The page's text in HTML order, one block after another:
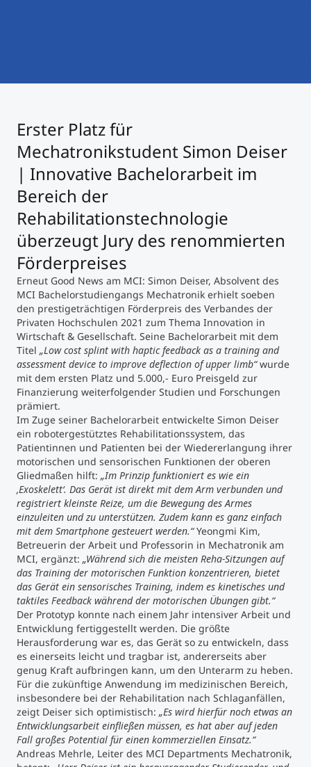
Micro Credentials
Masterclasses
Management-Seminare
Technische Weiterbildung
Maßgeschneiderte Programme
Studienberatung
Executive Education Finder
Erster Platz für
Mechatronikstudent Simon Deiser
| Innovative Bachelorarbeit im
Bereich der
Rehabilitationstechnologie
überzeugt Jury des renommierten
Förderpreises
Erneut Good News am MCI: Simon Deiser, Absolvent des
MCI Bachelorstudiengangs Mechatronik erhielt soeben
den prestigeträchtigen Förderpreis des Verbandes der
Privaten Hochschulen 2021 zum Thema Innovation in
Wirtschaft & Gesellschaft. Seine Bachelorarbeit mit dem
Titel „Low cost splint with haptic feedback as a training and
assessment device to improve deflection of upper limb“wurde
mit dem ersten Platz und 5.000,- Euro Preisgeld zur
Finanzierung weiterfolgender Studien und Forschungen
prämiert.
Im Zuge seiner Bachelorarbeit entwickelte Simon Deiser
ein robotergestütztes Rehabilitationssystem, das
Patientinnen und Patienten bei der Wiedererlangung ihrer
motorischen und sensorischen Funktionen der oberen
Gliedmaßen hilft: „Im Prinzip funktioniert es wie ein
‚Exoskelett‘. Das Gerät ist direkt mit dem Arm verbunden und
registriert kleinste Reize, um die Bewegung des Armes
einzuleiten und zu unterstützen. Zudem kann es ganz einfach
mit dem Smartphone gesteuert werden.“Yeongmi Kim,
Betreuerin der Arbeit und Professorin in Mechatronik am
MCI, ergänzt: „Während sich die meisten Reha-Sitzungen auf
das Training der motorischen Funktion konzentrieren, bietet
das Gerät ein sensorisches Training, indem es kinetisches und
taktiles Feedback während der motorischen Übungen gibt.“
Der Prototyp konnte nach einem Jahr intensiver Arbeit und
Entwicklung fertiggestellt werden. Die größte
Herausforderung war es, das Gerät so zu entwickeln, dass
es einerseits leicht und tragbar ist, andererseits aber
genug Kraft aufbringen kann, um den Unterarm zu heben.
Für die zukünftige Anwendung im medizinischen Bereich,
insbesondere bei der Rehabilitation nach Schlaganfällen,
zeigt Deiser sich optimistisch: „Es wird hierfür noch etwas an
Entwicklungsarbeit einfließen müssen, es hat aber auf jeden
Fall großes Potential für einen kommerziellen Einsatz.“
Andreas Mehrle, Leiter des MCI Departments Mechatronik,